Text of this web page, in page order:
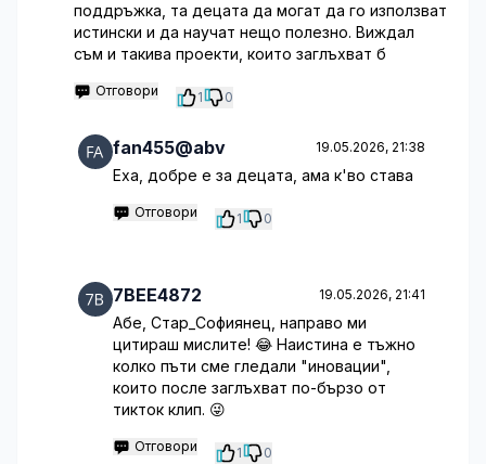
поддръжка, та децата да могат да го използват
истински и да научат нещо полезно. Виждал
съм и такива проекти, които заглъхват б
Отговори 1 0
fan455@abv 19.05.2026, 21:38
Еха, добре е за децата, ама к'во става
Отговори 1 0
7BEE4872 19.05.2026, 21:41
Абе, Стар_Софиянец, направо ми
цитираш мислите! 😂 Наистина е тъжно
колко пъти сме гледали "иновации",
които после заглъхват по-бързо от
тикток клип. 😜
Отговори 1 0